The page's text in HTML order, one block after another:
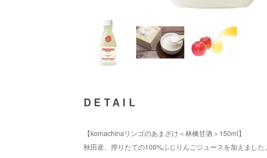
DETAIL
【komachinaリンゴのあまざけ＜林檎甘酒＞150ml】
秋田産、搾りたての100%ふじりんごジュースを加えました。